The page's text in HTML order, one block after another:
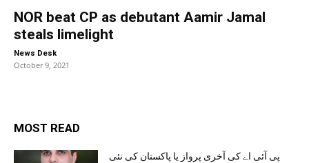
NOR beat CP as debutant Aamir Jamal
steals limelight
News Desk -
October 9, 2021
MOST READ
پی آئی اے کی آخری پرواز یا پاکستان کی نئی